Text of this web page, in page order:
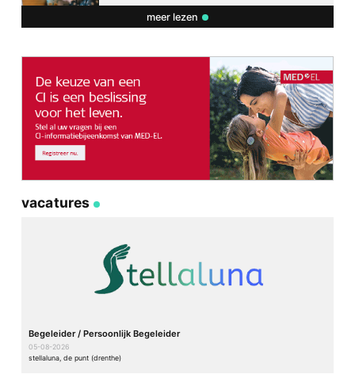
meer lezen
vacatures
Begeleider / Persoonlijk Begeleider
05-08-2026
stellaluna, de punt (drenthe)